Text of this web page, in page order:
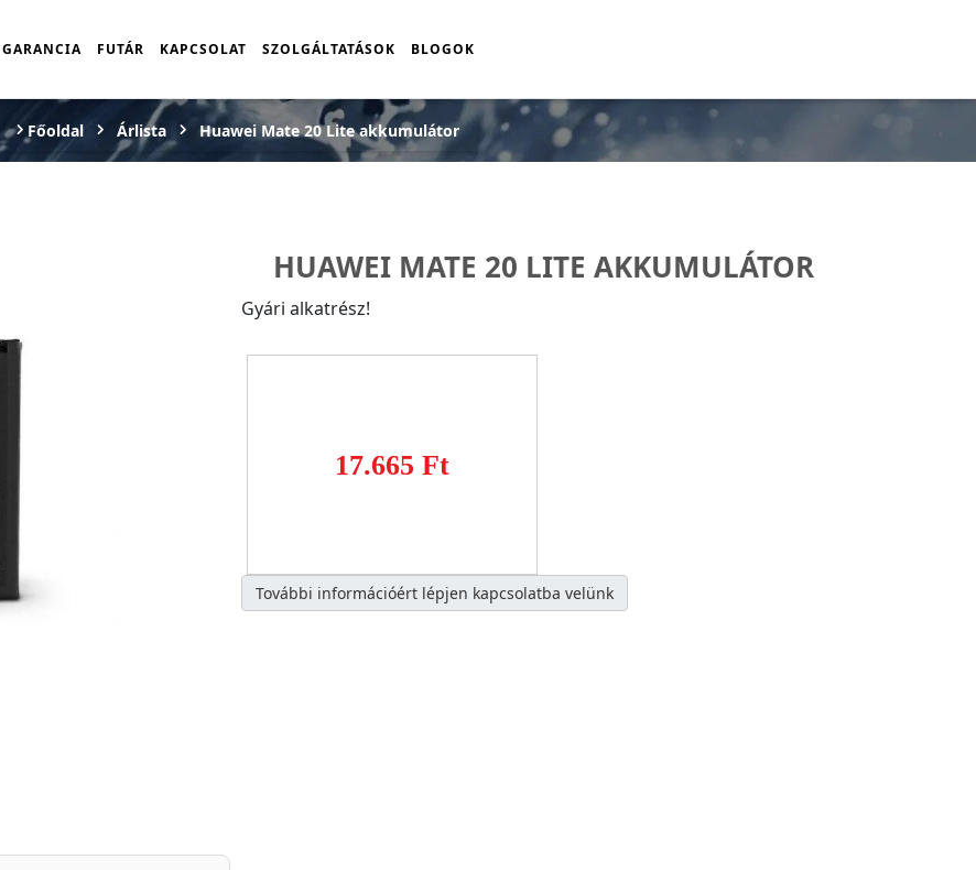
GARANCIA FUTÁR KAPCSOLAT SZOLGÁLTATÁSOK BLOGOK
Főoldal Árlista Huawei Mate 20 Lite akkumulátor
HUAWEI MATE 20 LITE AKKUMULÁTOR
Gyári alkatrész!
17.665 Ft
További információért lépjen kapcsolatba velünk